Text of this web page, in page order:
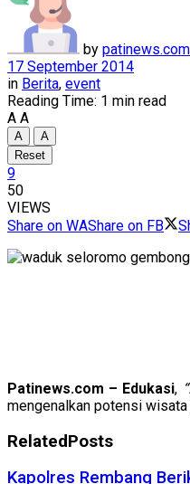
by patinews.com
17 September 2014
in Berita, event
Reading Time: 1 min read
A A
A
A
Reset
9
50
VIEWS
Share on WAShare on FB
Patinews.com – Edukasi,
mengenalkan potensi
RelatedPosts
Kapolres Rembang